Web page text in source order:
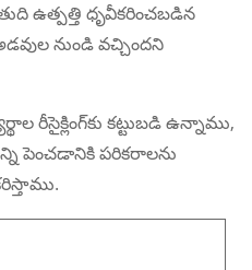
ఉత్పత్తి ధృవీకరించబడిన
నుండి వచ్చిందని
రీసైక్లింగ్‌కు కట్టుబడి ఉన్నాము,
పెంచడానికి పరికరాలను